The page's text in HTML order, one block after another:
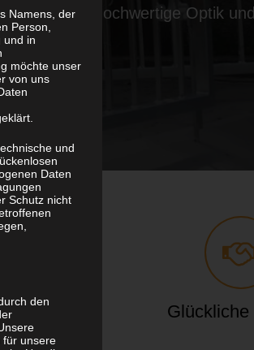
eine hochwertige Optik
Fertigung Glückliche
Namens, der
Person,
und in
möchte unser
von uns
und
Daten
Schutz nicht
den
für unsere